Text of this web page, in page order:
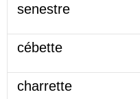
senestre
cébette
charrette